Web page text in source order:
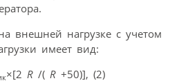
внешней нагрузке с учетом
имеет вид:
×[2 R/( R+50)], (2)